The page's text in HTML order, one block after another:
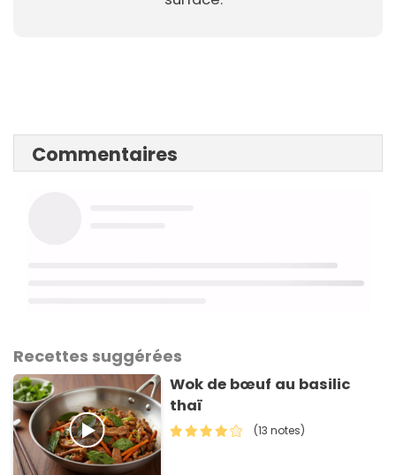
Commentaires
Recettes suggérées
Wok de bœuf au basilic
thaï
(13 notes)